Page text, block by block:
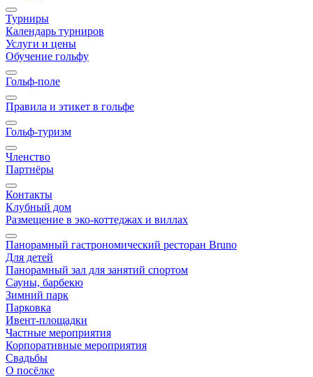
Турниры
Календарь турниров
Услуги и цены
Обучение гольфу
Гольф-поле
Правила и этикет в гольфе
Гольф-туризм
Членство
Партнёры
Контакты
Клубный дом
Размещение в эко-коттеджах и виллах
Панорамный гастрономический ресторан Bruno
Для детей
Панорамный зал для занятий спортом
Сауны, барбекю
Зимний парк
Парковка
Ивент-площадки
Частные мероприятия
Корпоративные мероприятия
Свадьбы
О посёлке